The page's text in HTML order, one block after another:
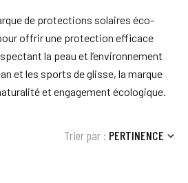
de protections solaires éco-
offrir une protection efficace
la peau et l’environnement
et les sports de glisse, la marque
et engagement écologique.
Trier par : PERTINENCE